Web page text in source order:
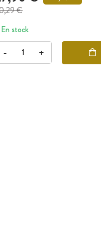
€
En stock
- +